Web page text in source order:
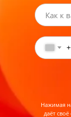
Нажимая
даёт